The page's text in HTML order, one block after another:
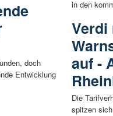
doch
Entwicklung
in den
Verdi
auf -
Die
spitzen